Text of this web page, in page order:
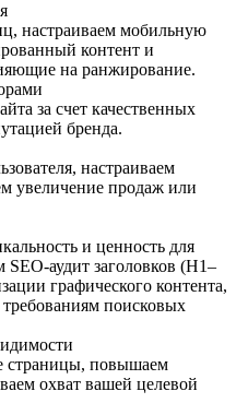
настраиваем мобильную
контент и
на ранжирование.
за счет качественных
бренда.
настраиваем
увеличение продаж или
и ценность для
аудит заголовков (H1–
графического контента,
поисковых
страницы, повышаем
охват вашей целевой